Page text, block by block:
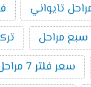
سبع مراحل
سعر فلتر 7 مراحل